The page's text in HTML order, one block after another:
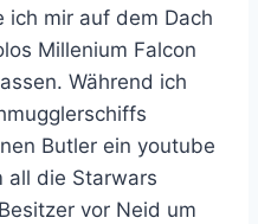
ich mir auf dem Dach
Millenium Falcon
Während ich
Butler ein youtube
all die Starwars
vor Neid um